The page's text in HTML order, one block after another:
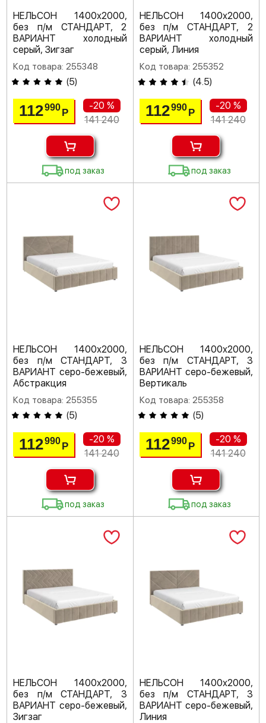
НЕЛЬСОН 1400х2000,
без п/м СТАНДАРТ, 2
ВАРИАНТ холодный
серый, Зигзаг
Код товара: 255348
(5)
112990Р
-20 %
141 240
под заказ
НЕЛЬСОН 1400х2000,
без п/м СТАНДАРТ, 2
ВАРИАНТ холодный
серый, Линия
Код товара: 255352
(4.5)
112990 Р
-20 %
141 240
под заказ
НЕЛЬСОН 1400х2000,
без п/м СТАНДАРТ, 3
ВАРИАНТ серо-бежевый,
Абстракция
Код товара: 255355
(5)
112990Р
-20 %
141 240
под заказ
НЕЛЬСОН 1400х2000,
без п/м СТАНДАРТ, 3
ВАРИАНТ серо-бежевый,
Вертикаль
Код товара: 255358
(5)
112990 Р
-20 %
141 240
под заказ
НЕЛЬСОН 1400х2000,
без п/м СТАНДАРТ, 3
ВАРИАНТ серо-бежевый,
Зигзаг
НЕЛЬСОН 1400х2000,
без п/м СТАНДАРТ, 3
ВАРИАНТ серо-бежевый,
Линия